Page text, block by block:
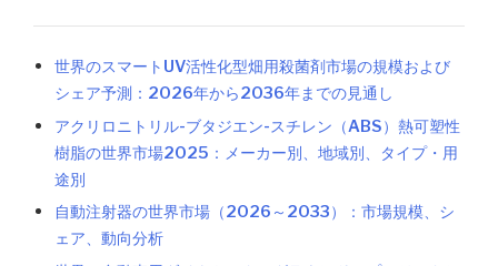
世界のスマートUV活性化型畑用殺菌剤市場の規模および
シェア予測：2026年から2036年までの見通し
アクリロニトリル-ブタジエン-スチレン（ABS）熱可塑性
樹脂の世界市場2025：メーカー別、地域別、タイプ・用
途別
自動注射器の世界市場（2026～2033）：市場規模、シ
ェア、動向分析